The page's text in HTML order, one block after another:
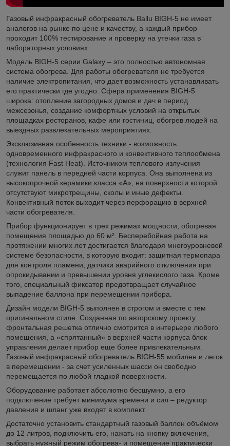
Газовый инфракрасный обогреватель Ballu BIGH-5 не имеет
аналогов на рынке по цене и качеству, а каждый прибор
проходит 100% тестирование и проверку на утечки газа в
лабораторных условиях.
Модель BIGH-5 серии Galaxy – это полностью автономная
система обогрева. Для работы обогревателя не требуется
наличие электропитания, что дает возможность устанавливать
его практически где угодно. Сфера применения BIGH-5
широка: отопление загородных домов и дач в период
межсезонья, создание комфортных условий на открытых
площадках ресторанов, кафе или гостиниц, обогрев людей на
выездных развлекательных мероприятиях.
Эксклюзивная особенность техники - возможность
одновременного инфракрасного и конвективного теплообмена
(технология Fast Heat). Источником теплового излучения
служит панель в передней части корпуса. Она выполнена из
высокопрочной керамики класса «А», на поверхности которой
отсутствуют микротрещины, сколы и иные дефекты.
Конвективный поток выходит через перфорацию в верхней
части обогревателя.
Прибор функционирует в трех режимах мощности, обогревая
помещения площадью до 60 м². Бесперебойная работа на
протяжении многих лет достигается благодаря многоуровневой
системе безопасности, в которую входит: защитная термопара
для контроля пламени, датчики аварийного отключения при
опрокидывании и превышении уровня углекислого газа. Кроме
того, специальный фиксатор предотвращает случайное
выпадение баллона при перемещении прибора.
Дизайн модели BIGH-5 выполнен в строгом и вместе с тем
оригинальном стиле. Созданная по авторскому проекту
фронтальная решетка отлично смотрится в интерьере любого
помещения, а «спрятанный» в верхней части корпуса блок
управления делает прибор еще более привлекательным.
Газовый инфракрасный обогреватель BIGH-55 мобилен и легок
в перемещении - за счет усиленных шасси он свободно
перемещается по любой гладкой поверхности.
Оборудование работает абсолютно бесшумно, а его
подключение требует минимума времени и сил – редуктор
давления и шланг уже входят в комплект.
Достаточно установить стандартный газовый баллон объёмом
до 12 литров, подключить его, нажать на кнопку включения,
выбрать нужный режим обогрева- и помещение практически